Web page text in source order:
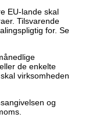
EU-lande skal
Tilsvarende
for. Se
de enkelte
virksomheden
og